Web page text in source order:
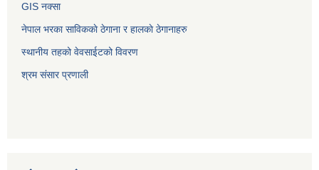
GIS नक्सा
नेपाल भरका साविककाे ठेगाना र हालकाे ठेगानाहरु
स्थानीय तहको वेवसाईटको विवरण
श्रम संसार प्रणाली